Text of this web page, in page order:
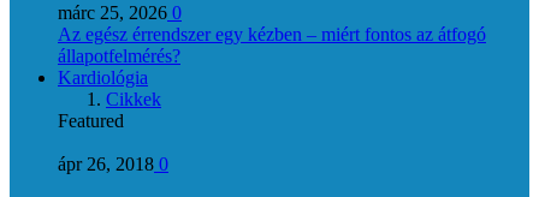
márc 25, 2026 0
Az egész érrendszer egy kézben – miért fontos az átfogó
állapotfelmérés?
Kardiológia
Cikkek
Featured
ápr 26, 2018 0